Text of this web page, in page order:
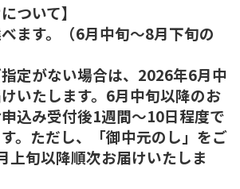
ついて】
ます。（6月中旬～8月下旬の
定がない場合は、2026年6月中
いたします。6月中旬以降のお
込み受付後1週間～10日程度で
。ただし、「御中元のし」をご
上旬以降順次お届けいたしま